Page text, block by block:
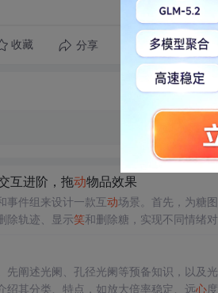
收藏 分享 转发到动态
互进阶，拖动物品效果
事件组来设计一款互动场景。首先，为糖
除轨迹、显示笑和删除糖，实现不同情绪
先阐述光阑、孔径光阑等预备知识，以及
绍其分类、特点，如放大倍率稳定、远心